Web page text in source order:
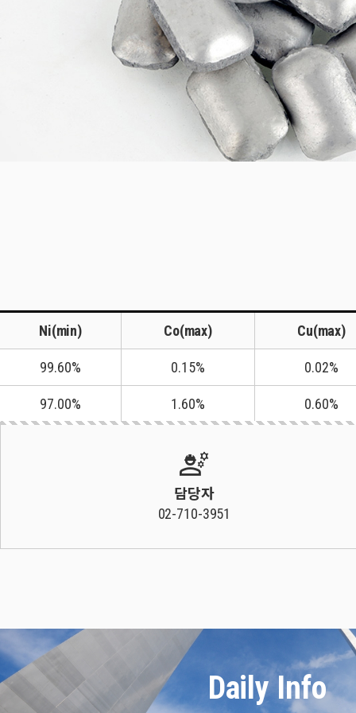
Ni(min) Co(max) Cu(max)
99.60% 0.15% 0.02%
97.00% 1.60% 0.60%
engineering
담당자
02-710-3951
Daily Info